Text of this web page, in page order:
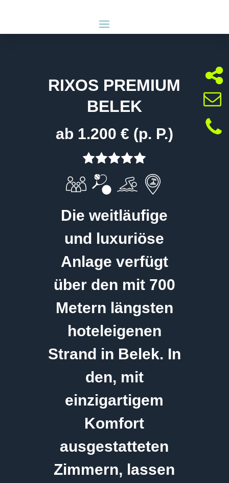
RIXOS PREMIUM
BELEK
ab 1.200 € (p. P.)
Die weitläufige
und luxuriöse
Anlage verfügt
über den mit 700
Metern längsten
hoteleigenen
Strand in Belek. In
den, mit
einzigartigem
Komfort
ausgestatteten
Zimmern, lassen